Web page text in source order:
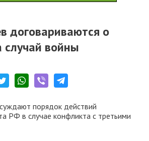
договариваются о
случай войны
порядок действий
РФ в случае конфликта с третьими